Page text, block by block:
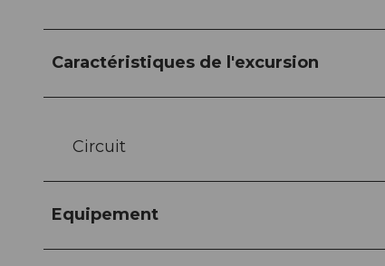
Caractéristiques de l'excursion
Circuit
Equipement